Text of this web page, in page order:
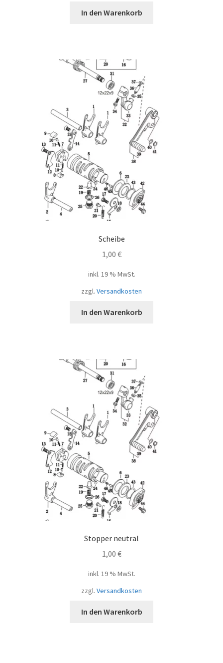
In den Warenkorb
Scheibe
1,00 €
inkl. 19 % MwSt.
zzgl. Versandkosten
In den Warenkorb
Stopper neutral
1,00 €
inkl. 19 % MwSt.
zzgl. Versandkosten
In den Warenkorb